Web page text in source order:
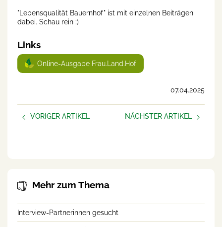
"Lebensqualität Bauernhof" ist mit einzelnen Beiträgen
dabei. Schau rein :)
Links
Online-Ausgabe Frau.Land.Hof
07.04.2025
VORIGER ARTIKEL
NÄCHSTER ARTIKEL
Mehr zum Thema
Interview-Partnerinnen gesucht